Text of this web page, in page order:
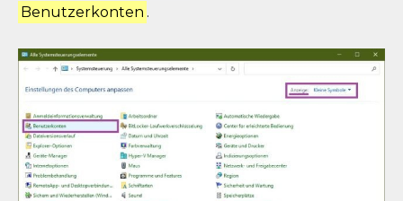
Benutzerkonten .